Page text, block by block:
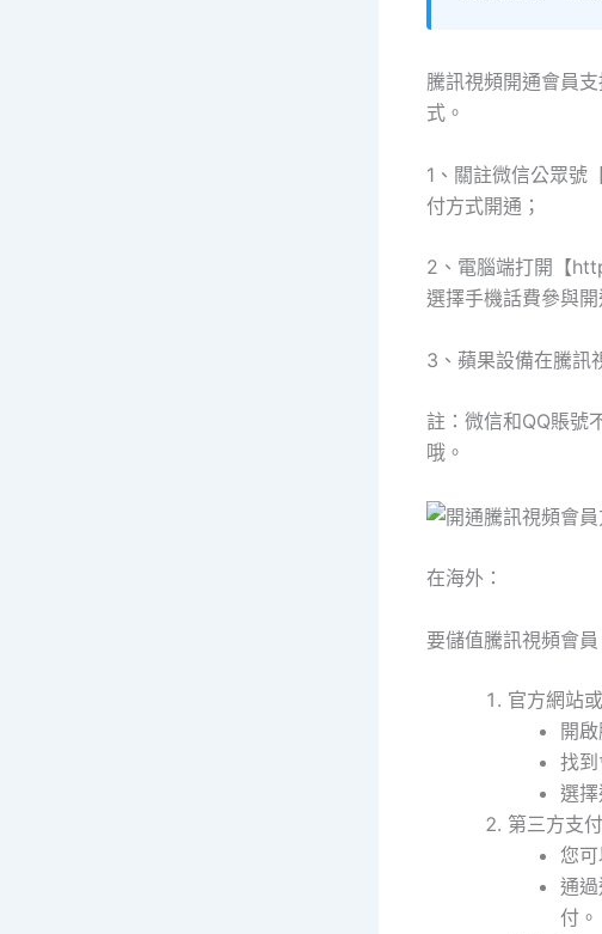
騰訊視頻開通會員
式。
1、關註微信公眾號
付方式開通；
2、電腦端打開【
選擇手機話費參與開
3、蘋果設備在騰訊
註：微信和QQ賬號
哦。
在海外：
要儲值騰訊視頻會
官方網站
開
找
選
第三方支
您
通
付。